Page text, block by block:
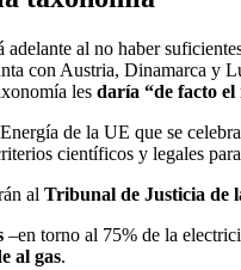
al no haber
con Austria, Dinamarca y
les daría “de facto el
de la UE que se
científicos y legales
al Tribunal de Justicia de
–en torno al 75% de la
al gas.